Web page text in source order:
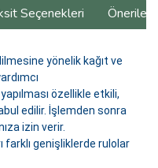
Seçenekleri
yönelik kağıt ve
özellikle etkili,
edilir. İşlemden sonra
izin verir.
farklı genişliklerde rulolar